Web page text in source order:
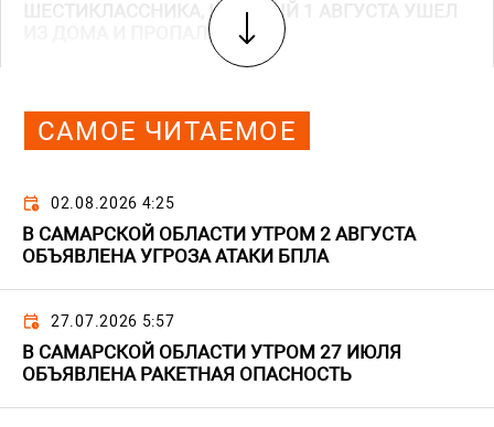
ШЕСТИКЛАССНИКА, КОТОРЫЙ 1 АВГУСТА УШЕЛ
САМОЕ ЧИТАЕМОЕ
02.08.2026 4:25
В САМАРСКОЙ ОБЛАСТИ УТРОМ 2 АВГУСТА
ОБЪЯВЛЕНА УГРОЗА АТАКИ БПЛА
27.07.2026 5:57
В САМАРСКОЙ ОБЛАСТИ УТРОМ 27 ИЮЛЯ
ОБЪЯВЛЕНА РАКЕТНАЯ ОПАСНОСТЬ